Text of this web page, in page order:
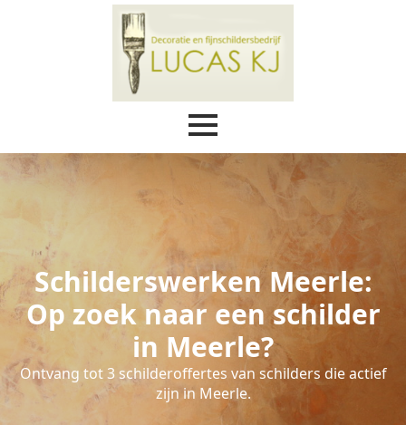
Schilderswerken Meerle:
Op zoek naar een schilder
in Meerle?
Ontvang tot 3 schilderoffertes van schilders die actief
zijn in Meerle.